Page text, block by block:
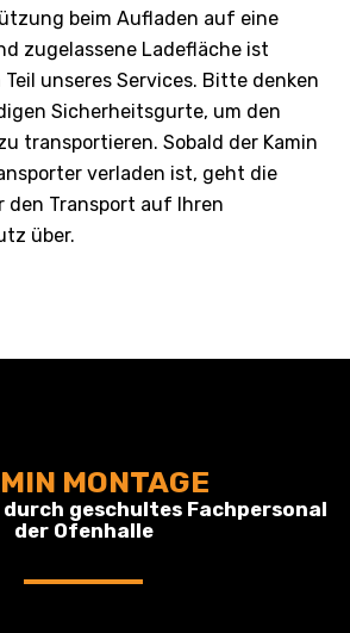
beim Aufladen auf eine
zugelassene Ladefläche ist
unseres Services. Bitte denken
Sicherheitsgurte, um den
transportieren. Sobald der Kamin
verladen ist, geht die
Transport auf Ihren
über.
MONTAGE
geschultes Fachpersonal
der Ofenhalle